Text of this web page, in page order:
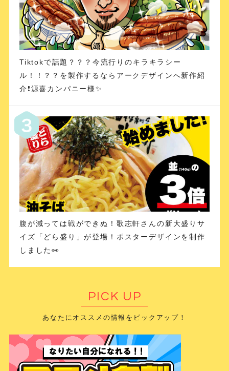
Tiktokで話題？？？今流行りのキラキラシー
ル！！？？を製作するならアークデザインへ新作紹
介❗️源喜カンパニー様✨
腹が減っては戦ができぬ！歌志軒さんの新大盛りサ
イズ「どら盛り」が登場！ポスターデザインを制作
しました👀
PICK UP
あなたにオススメの情報をピックアップ！